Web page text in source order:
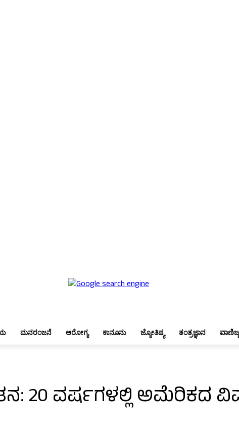
ಮನರಂಜನೆ ಆರೋಗ್ಯ ಕಾನೂನು ಜ್ಯೋತಿಷ್ಯ ತಂತ್ರಜ್ಞಾನ ವಾಣಿಜ್ಯ
20 ವರ್ಷಗಳಲ್ಲಿ ಅಮೆರಿಕದ